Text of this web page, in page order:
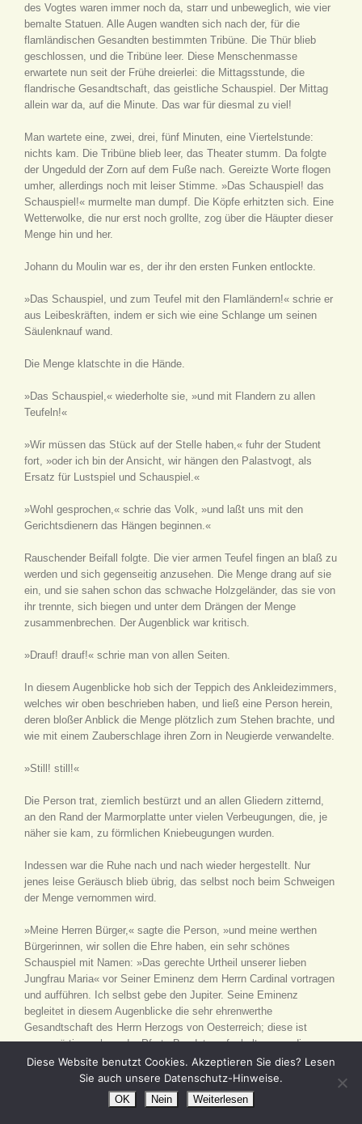
des Vogtes waren immer noch da, starr und unbeweglich, wie vier
bemalte Statuen. Alle Augen wandten sich nach der, für die
flamländischen Gesandten bestimmten Tribüne. Die Thür blieb
geschlossen, und die Tribüne leer. Diese Menschenmasse
erwartete nun seit der Frühe dreierlei: die Mittagsstunde, die
flandrische Gesandtschaft, das geistliche Schauspiel. Der Mittag
allein war da, auf die Minute. Das war für diesmal zu viel!
Man wartete eine, zwei, drei, fünf Minuten, eine Viertelstunde:
nichts kam. Die Tribüne blieb leer, das Theater stumm. Da folgte
der Ungeduld der Zorn auf dem Fuße nach. Gereizte Worte flogen
umher, allerdings noch mit leiser Stimme. »Das Schauspiel! das
Schauspiel!« murmelte man dumpf. Die Köpfe erhitzten sich. Eine
Wetterwolke, die nur erst noch grollte, zog über die Häupter dieser
Menge hin und her.
Johann du Moulin war es, der ihr den ersten Funken entlockte.
»Das Schauspiel, und zum Teufel mit den Flamländern!« schrie er
aus Leibeskräften, indem er sich wie eine Schlange um seinen
Säulenknauf wand.
Die Menge klatschte in die Hände.
»Das Schauspiel,« wiederholte sie, »und mit Flandern zu allen
Teufeln!«
»Wir müssen das Stück auf der Stelle haben,« fuhr der Student
fort, »oder ich bin der Ansicht, wir hängen den Palastvogt, als
Ersatz für Lustspiel und Schauspiel.«
»Wohl gesprochen,« schrie das Volk, »und laßt uns mit den
Gerichtsdienern das Hängen beginnen.«
Rauschender Beifall folgte. Die vier armen Teufel fingen an blaß zu
werden und sich gegenseitig anzusehen. Die Menge drang auf sie
ein, und sie sahen schon das schwache Holzgeländer, das sie von
ihr trennte, sich biegen und unter dem Drängen der Menge
zusammenbrechen. Der Augenblick war kritisch.
»Drauf! drauf!« schrie man von allen Seiten.
In diesem Augenblicke hob sich der Teppich des Ankleidezimmers,
welches wir oben beschrieben haben, und ließ eine Person herein,
deren bloßer Anblick die Menge plötzlich zum Stehen brachte, und
wie mit einem Zauberschlage ihren Zorn in Neugierde verwandelte.
»Still! still!«
Die Person trat, ziemlich bestürzt und an allen Gliedern zitternd,
an den Rand der Marmorplatte unter vielen Verbeugungen, die, je
näher sie kam, zu förmlichen Kniebeugungen wurden.
Indessen war die Ruhe nach und nach wieder hergestellt. Nur
jenes leise Geräusch blieb übrig, das selbst noch beim Schweigen
der Menge vernommen wird.
»Meine Herren Bürger,« sagte die Person, »und meine werthen
Bürgerinnen, wir sollen die Ehre haben, ein sehr schönes
Schauspiel mit Namen: »Das gerechte Urtheil unserer lieben
Jungfrau Maria« vor Seiner Eminenz dem Herrn Cardinal vortragen
und aufführen. Ich selbst gebe den Jupiter. Seine Eminenz
begleitet in diesem Augenblicke die sehr ehrenwerthe
Gesandtschaft des Herrn Herzogs von Oesterreich; diese ist
gegenwärtig noch an der Pforte Baudets aufgehalten, um die
Begrüßungsrede des Herrn Universitätsrectors anzuhören. Sobald
der hochwürdigste Herr Cardinal angekommen sein wirb, wollen wir
Diese Website benutzt Cookies. Akzeptieren Sie dies? Lesen
Sie auch unsere Datenschutz-Hinweise.
OK Nein Weiterlesen